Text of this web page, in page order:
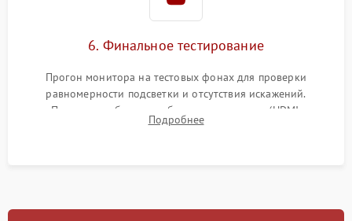
6. Финальное тестирование
Прогон монитора на тестовых фонах для проверки
равномерности подсветки и отсутствия искажений.
Проверка работоспособности всех портов (HDMI,
DisplayPort, VGA) и кнопок управления под нагрузкой в
Подробнее